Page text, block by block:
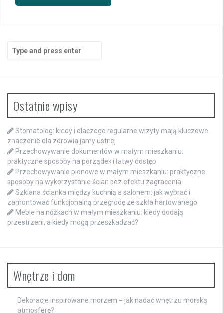
Search
for:
Ostatnie wpisy
Stomatolog: kiedy i dlaczego regularne wizyty mają kluczowe
znaczenie dla zdrowia jamy ustnej
Przechowywanie dokumentów w małym mieszkaniu:
praktyczne sposoby na porządek i łatwy dostęp
Przechowywanie pionowe w małym mieszkaniu: praktyczne
sposoby na wykorzystanie ścian bez efektu zagracenia
Szklana ścianka między kuchnią a salonem: jak wybrać i
zamontować funkcjonalną przegrodę ze szkła hartowanego
Meble na nóżkach w małym mieszkaniu: kiedy dodają
przestrzeni, a kiedy mogą przeszkadzać?
Wnętrze i dom
Dekoracje inspirowane morzem − jak nadać wnętrzu morską
atmosferę?